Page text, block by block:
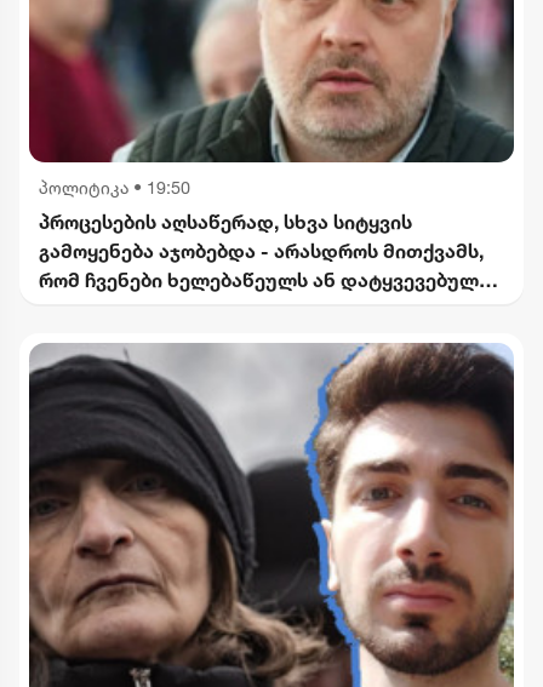
პოლიტიკა • 19:50
პროცესების აღსაწერად, სხვა სიტყვის
გამოყენება აჯობებდა - არასდროს მითქვამს,
რომ ჩვენები ხელებაწეულს ან დატყვევებულს